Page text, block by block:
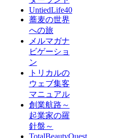
UntiedLife40
蕎麦の世界
への旅
メルマガナ
ビゲーショ
ン
トリカルの
ウェブ集客
マニュアル
創業航路～
起業家の羅
針盤～
TotalBeautyQuest